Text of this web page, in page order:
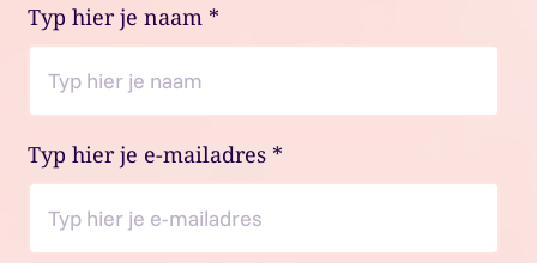
Typ hier je naam *
Typ hier je e-mailadres *